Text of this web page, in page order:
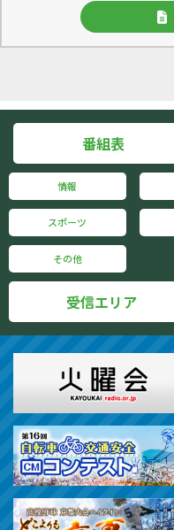
番組表
情報
スポーツ
その他
受信エリア